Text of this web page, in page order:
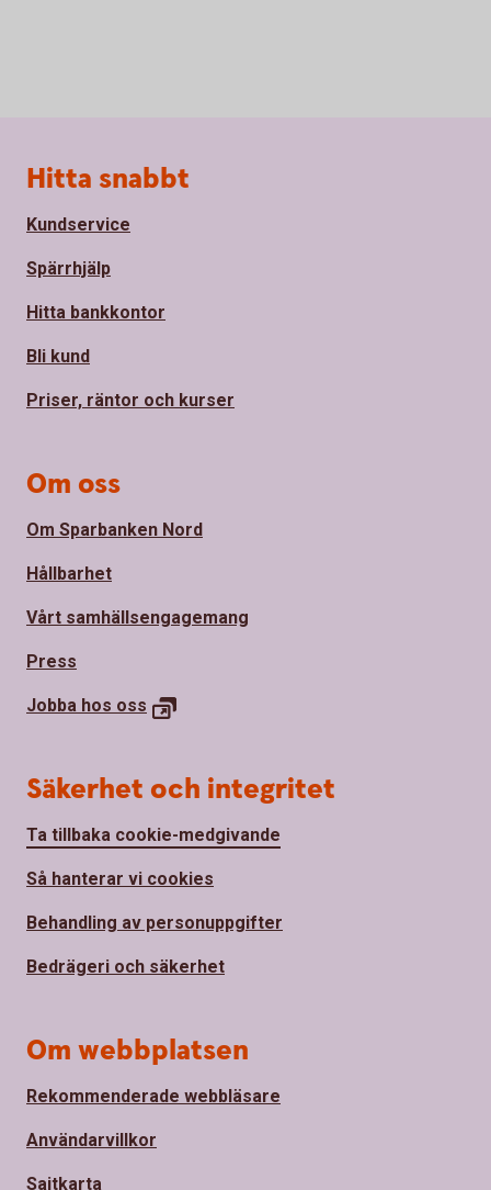
Sidfot
Hitta snabbt
Kundservice
Spärrhjälp
Hitta bankkontor
Bli kund
Priser, räntor och kurser
Om oss
Om Sparbanken Nord
Hållbarhet
Vårt samhällsengagemang
Press
Jobba hos oss
Säkerhet och integritet
Ta tillbaka cookie-medgivande
Så hanterar vi cookies
Behandling av personuppgifter
Bedrägeri och säkerhet
Om webbplatsen
Rekommenderade webbläsare
Användarvillkor
Sajtkarta